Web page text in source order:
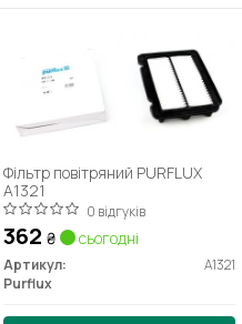
Фільтр повітряний PURFLUX
A1321
0 відгуків
362 ₴ сьогодні
Артикул:
A1321
Purflux